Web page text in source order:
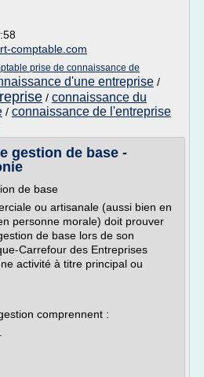
comptable.com
prise de connaissance de
d'une entreprise /
/ connaissance du
/ connaissance de l'entreprise
gestion de base -
de base
ou artisanale (aussi bien en
personne morale) doit prouver
de base lors de son
Carrefour des Entreprises
activité à titre principal ou
comprennent :